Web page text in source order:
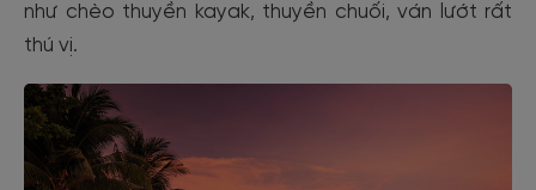
như chèo thuyền kayak, thuyền chuối, ván lướt rất
thú vị.